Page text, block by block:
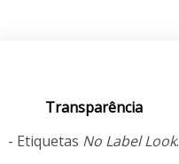
Transparência
- Etiquetas No Label Look.